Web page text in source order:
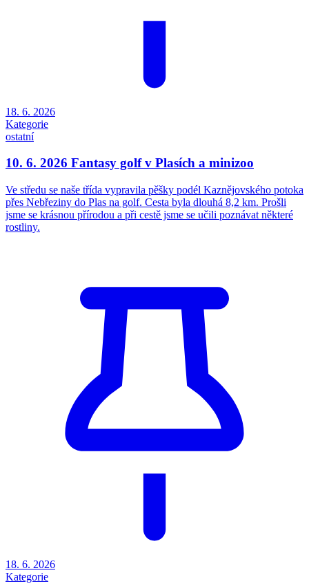
18. 6. 2026
Kategorie
ostatní
10. 6. 2026 Fantasy golf v Plasích a minizoo
Ve středu se naše třída vypravila pěšky podél Kaznějovského potoka
přes Nebřeziny do Plas na golf. Cesta byla dlouhá 8,2 km. Prošli
jsme se krásnou přírodou a při cestě jsme se učili poznávat některé
rostliny.
18. 6. 2026
Kategorie